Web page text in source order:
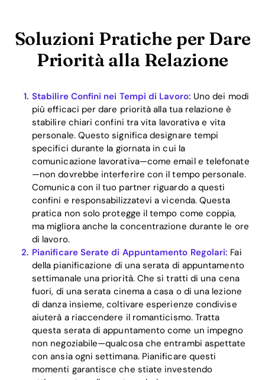
Home
Soluzioni Pratiche per Dare
Priorità alla Relazione
Stabilire Confini nei Tempi di Lavoro: Uno dei modi
più efficaci per dare priorità alla tua relazione è
stabilire chiari confini tra vita lavorativa e vita
personale. Questo significa designare tempi
specifici durante la giornata in cui la
comunicazione lavorativa—come email e telefonate
—non dovrebbe interferire con il tempo personale.
Comunica con il tuo partner riguardo a questi
confini e responsabilizzatevi a vicenda. Questa
pratica non solo protegge il tempo come coppia,
ma migliora anche la concentrazione durante le ore
di lavoro.
Pianificare Serate di Appuntamento Regolari: Fai
della pianificazione di una serata di appuntamento
settimanale una priorità. Che si tratti di una cena
fuori, di una serata cinema a casa o di una lezione
di danza insieme, coltivare esperienze condivise
aiuterà a riaccendere il romanticismo. Tratta
questa serata di appuntamento come un impegno
non negoziabile—qualcosa che entrambi aspettate
con ansia ogni settimana. Pianificare questi
momenti garantisce che stiate investendo